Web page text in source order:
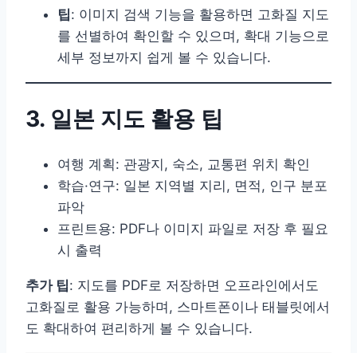
팁: 이미지 검색 기능을 활용하면 고화질 지도
를 선별하여 확인할 수 있으며, 확대 기능으로
세부 정보까지 쉽게 볼 수 있습니다.
3. 일본 지도 활용 팁
여행 계획: 관광지, 숙소, 교통편 위치 확인
학습·연구: 일본 지역별 지리, 면적, 인구 분포
파악
프린트용: PDF나 이미지 파일로 저장 후 필요
시 출력
추가 팁: 지도를 PDF로 저장하면 오프라인에서도
고화질로 활용 가능하며, 스마트폰이나 태블릿에서
도 확대하여 편리하게 볼 수 있습니다.